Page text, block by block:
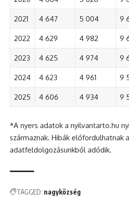
2021 4 647 5 004 9
2022 4 629 4 982 9
2023 4 625 4 974 9
2024 4 623 4 961 9
2025 4 606 4 934 9
*A nyers adatok a nyilvantarto.hu
származnak. Hibák előfordulhatnak
adatfeldolgozásunkból adódik.
TAGGED: nagyközség